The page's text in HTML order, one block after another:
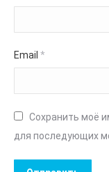
Email *
Сохранить моё
для последующих